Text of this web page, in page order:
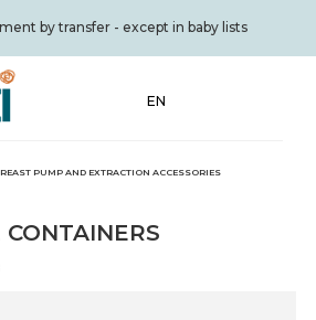
by transfer - except in baby lists
EN
PUMP AND EXTRACTION ACCESSORIES